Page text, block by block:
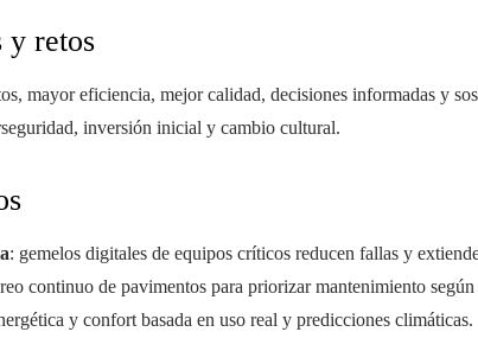
y retos
mayor eficiencia, mejor calidad, decisiones informadas y
inversión inicial y cambio cultural.
: gemelos digitales de equipos críticos reducen fallas y
continuo de pavimentos para priorizar mantenimiento según
y confort basada en uso real y predicciones climáticas.